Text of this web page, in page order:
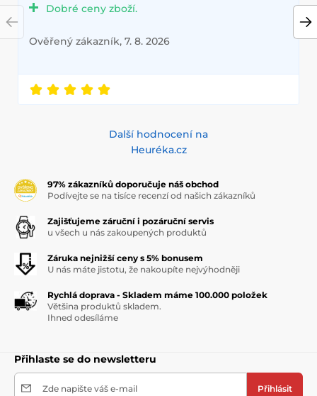
Dobré ceny zboží.
Ověřený zákazník, 7. 8. 2026
Další hodnocení na
Heuréka.cz
97% zákazníků doporučuje náš obchod
Podívejte se na tisíce recenzí od našich zákazníků
Zajišťujeme záruční i pozáruční servis
u všech u nás zakoupených produktů
Záruka nejnižší ceny s 5% bonusem
U nás máte jistotu, že nakoupíte nejvýhodněji
Rychlá doprava - Skladem máme 100.000 položek
Většina produktů skladem.
Ihned odesíláme
Přihlaste se do newsletteru
Zde napište váš e-mail Přihlásit